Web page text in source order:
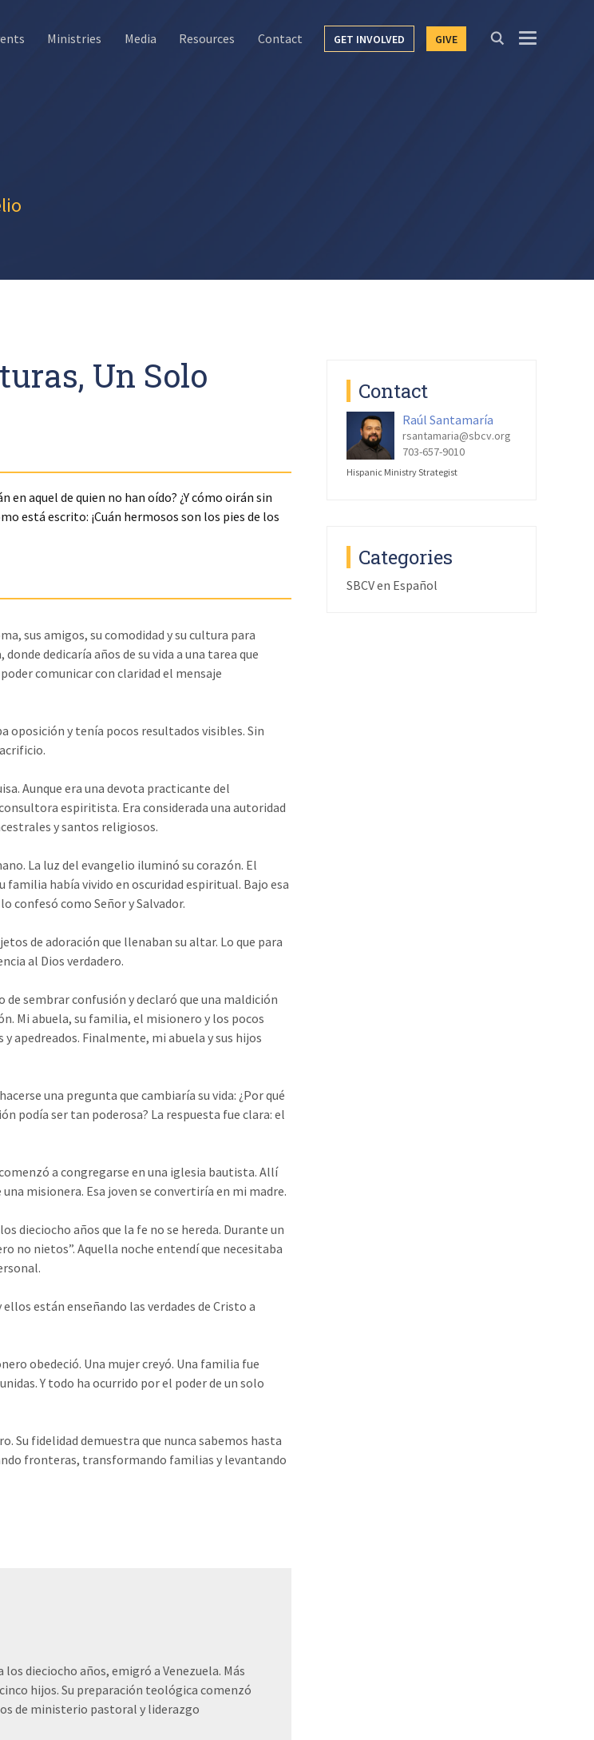
Ministries Media Resources Contact GET INVOLVED GIVE
Un Solo
en aquel de quien no han oído? ¿Y cómo oirán sin
está escrito: ¡Cuán hermosos son los pies de los
sus amigos, su comodidad y su cultura para
dedicaría años de su vida a una tarea que
comunicar con claridad el mensaje
oposición y tenía pocos resultados visibles. Sin
Aunque era una devota practicante del
espiritista. Era considerada una autoridad
y santos religiosos.
La luz del evangelio iluminó su corazón. El
había vivido en oscuridad espiritual. Bajo esa
confesó como Señor y Salvador.
de adoración que llenaban su altar. Lo que para
al Dios verdadero.
sembrar confusión y declaró que una maldición
Mi abuela, su familia, el misionero y los pocos
apedreados. Finalmente, mi abuela y sus hijos
una pregunta que cambiaría su vida: ¿Por qué
podía ser tan poderosa? La respuesta fue clara: el
a congregarse en una iglesia bautista. Allí
misionera. Esa joven se convertiría en mi madre.
dieciocho años que la fe no se hereda. Durante un
no nietos”. Aquella noche entendí que necesitaba
están enseñando las verdades de Cristo a
obedeció. Una mujer creyó. Una familia fue
Y todo ha ocurrido por el poder de un solo
Su fidelidad demuestra que nunca sabemos hasta
fronteras, transformando familias y levantando
dieciocho años, emigró a Venezuela. Más
hijos. Su preparación teológica comenzó
de ministerio pastoral y liderazgo
Contact
Raúl Santamaría
rsantamaria@sbcv.org
703-657-9010
Hispanic Ministry Strategist
Categories
SBCV en Español